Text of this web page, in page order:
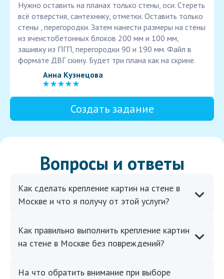
Нужно оставить на планах только стены, оси. Стереть
всё отверстия, сантехнику, отметки. Оставить только
стены , перегородки. Затем нанести размеры на стены
из ячеистобетонных блоков 200 мм и 100 мм,
зашивку из ПГП, перегородки 90 и 190 мм. Файл в
формате ДВГ скину. Будет три плана как на скрине.
Анна Кузнецова
Создать задание
Вопросы и ответы
Как сделать крепление картин на стене в
Москве и что я получу от этой услуги?
Как правильно выполнить крепление картин
на стене в Москве без повреждений?
На что обратить внимание при выборе